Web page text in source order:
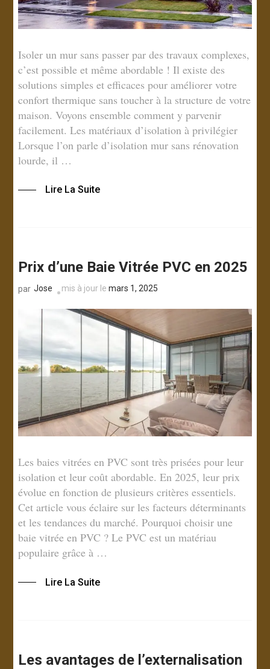
Isoler un mur sans passer par des travaux complexes,
c’est possible et même abordable ! Il existe des
solutions simples et efficaces pour améliorer votre
confort thermique sans toucher à la structure de votre
maison. Voyons ensemble comment y parvenir
facilement. Les matériaux d’isolation à privilégier
Lorsque l’on parle d’isolation mur sans rénovation
lourde, il …
Lire La Suite
Prix d’une Baie Vitrée PVC en 2025
par Jose mis à jour lemars 1, 2025
Les baies vitrées en PVC sont très prisées pour leur
isolation et leur coût abordable. En 2025, leur prix
évolue en fonction de plusieurs critères essentiels.
Cet article vous éclaire sur les facteurs déterminants
et les tendances du marché. Pourquoi choisir une
baie vitrée en PVC ? Le PVC est un matériau
populaire grâce à …
Lire La Suite
Les avantages de l’externalisation